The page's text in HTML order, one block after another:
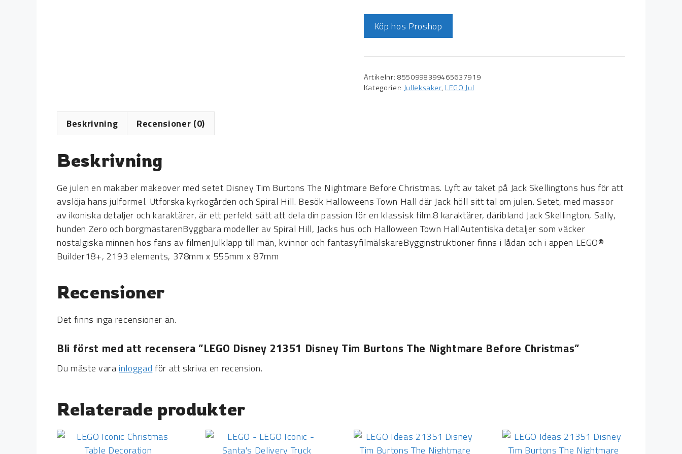
Köp hos Proshop
Artikelnr: 8550998399465637919
Kategorier: Julleksaker, LEGO Jul
Beskrivning Recensioner (0)
Beskrivning
Ge julen en makaber makeover med setet Disney Tim Burtons The Nightmare Before Christmas. Lyft av taket på Jack Skellingtons hus för att
avslöja hans julformel. Utforska kyrkogården och Spiral Hill. Besök Halloweens Town Hall där Jack höll sitt tal om julen. Setet, med massor
av ikoniska detaljer och karaktärer, är ett perfekt sätt att dela din passion för en klassisk film.8 karaktärer, däribland Jack Skellington, Sally,
hunden Zero och borgmästarenByggbara modeller av Spiral Hill, Jacks hus och Halloween Town HallAutentiska detaljer som väcker
nostalgiska minnen hos fans av filmenJulklapp till män, kvinnor och fantasyfilmälskareBygginstruktioner finns i lådan och i appen LEGO®
Builder18+, 2193 elements, 378mm x 555mm x 87mm
Recensioner
Det finns inga recensioner än.
Bli först med att recensera ”LEGO Disney 21351 Disney Tim Burtons The Nightmare Before Christmas”
Du måste varainloggadför att skriva en recension.
Relaterade produkter